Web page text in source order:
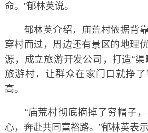
命。”郁林英说。
郁林英介绍，庙荒村依据背靠
穿村而过，周边还有景区的地理
源，成立旅游开发公司，打造“渠
旅游村，让群众在家门口就挣
高。
“庙荒村彻底摘掉了穷帽子，
心，奔赴共同富裕路。”郁林英表示